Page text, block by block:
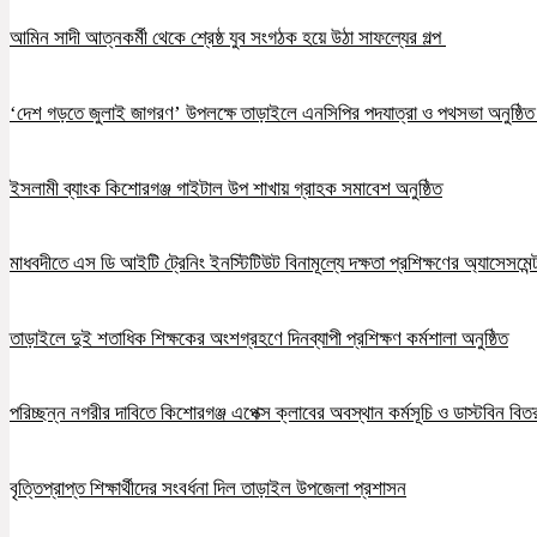
আমিন সাদী আত্নকর্মী থেকে শ্রেষ্ঠ যুব সংগঠক হয়ে উঠা সাফল্যের গল্প
‘দেশ গড়তে জুলাই জাগরণ’ উপলক্ষে তাড়াইলে এনসিপির পদযাত্রা ও পথসভা অনুষ্ঠিত
ইসলামী ব্যাংক কিশোরগঞ্জ গাইটাল উপ শাখায় গ্রাহক সমাবেশ অনুষ্ঠিত
মাধবদীতে এস ডি আইটি ট্রেনিং ইনস্টিটিউট বিনামূল্যে দক্ষতা প্রশিক্ষণের
তাড়াইলে দুই শতাধিক শিক্ষকের অংশগ্রহণে দিনব্যাপী প্রশিক্ষণ কর্মশালা অনুষ্ঠিত
পরিচ্ছন্ন নগরীর দাবিতে কিশোরগঞ্জ এপেক্স ক্লাবের অবস্থান কর্মসূচি ও ডাস্টবিন
বৃত্তিপ্রাপ্ত শিক্ষার্থীদের সংবর্ধনা দিল তাড়াইল উপজেলা প্রশাসন